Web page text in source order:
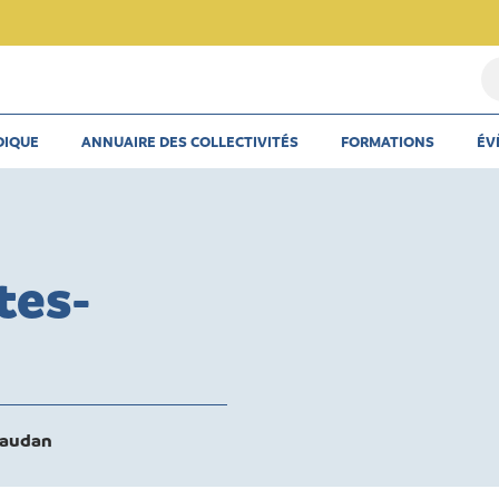
un
ANNUAIRE DES COLLECTIVITÉS FORMATIONS